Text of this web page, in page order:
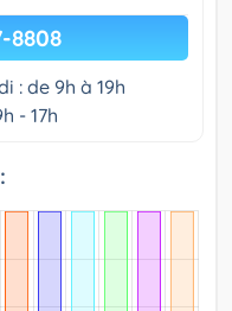
8808
: de 9h à 19h
- 17h